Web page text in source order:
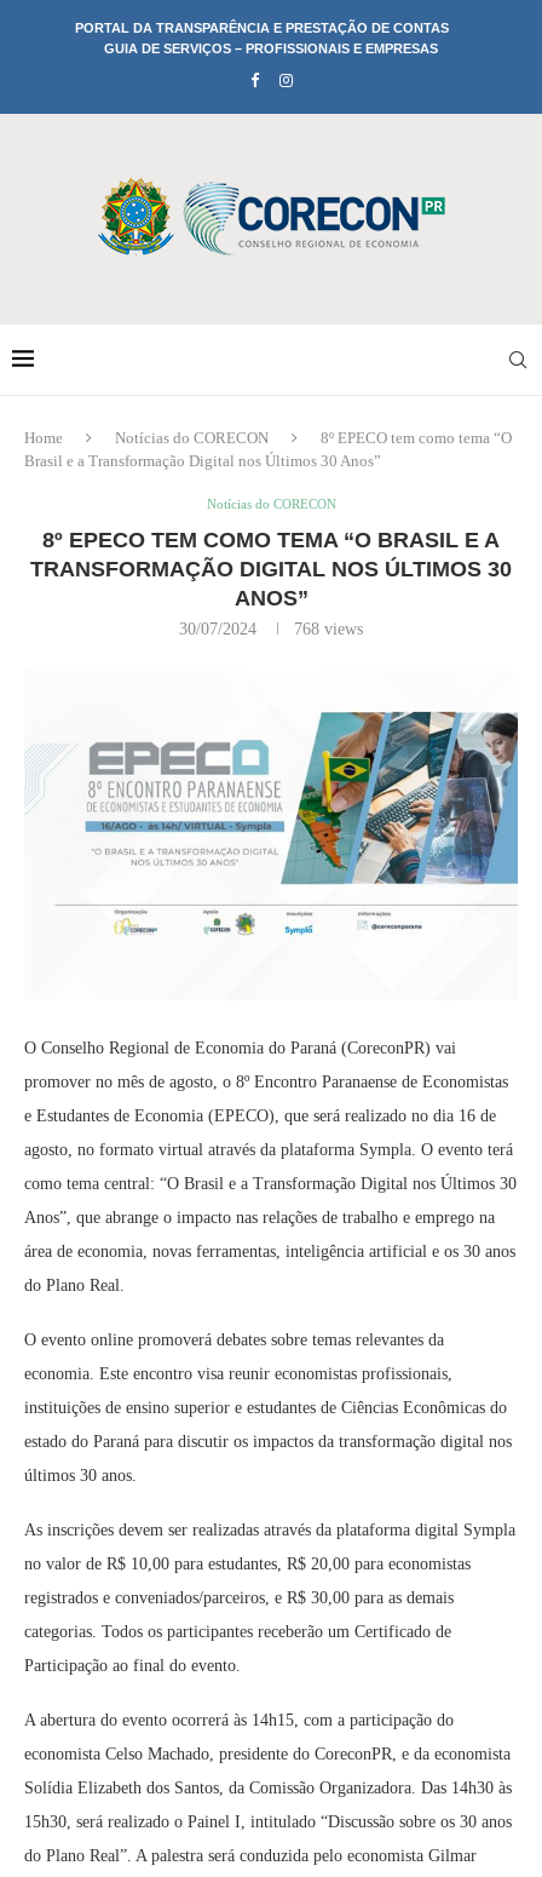
PORTAL DA TRANSPARÊNCIA E PRESTAÇÃO DE CONTAS
GUIA DE SERVIÇOS – PROFISSIONAIS E EMPRESAS
Home Notícias do CORECON
8º EPECO tem como tema “O
Brasil e a Transformação Digital nos Últimos 30 Anos”
Notícias do CORECON
8º EPECO TEM COMO TEMA “O BRASIL E A
TRANSFORMAÇÃO DIGITAL NOS ÚLTIMOS 30
ANOS”
30/07/2024 768 views
O Conselho Regional de Economia do Paraná (CoreconPR) vai
promover no mês de agosto, o 8º Encontro Paranaense de Economistas
e Estudantes de Economia (EPECO), que será realizado no dia 16 de
agosto, no formato virtual através da plataforma Sympla. O evento terá
como tema central: “O Brasil e a Transformação Digital nos Últimos 30
Anos”, que abrange o impacto nas relações de trabalho e emprego na
área de economia, novas ferramentas, inteligência artificial e os 30 anos
do Plano Real.
O evento online promoverá debates sobre temas relevantes da
economia. Este encontro visa reunir economistas profissionais,
instituições de ensino superior e estudantes de Ciências Econômicas do
estado do Paraná para discutir os impactos da transformação digital nos
últimos 30 anos.
As inscrições devem ser realizadas através da plataforma digital Sympla
no valor de R$ 10,00 para estudantes, R$ 20,00 para economistas
registrados e conveniados/parceiros, e R$ 30,00 para as demais
categorias. Todos os participantes receberão um Certificado de
Participação ao final do evento.
A abertura do evento ocorrerá às 14h15, com a participação do
economista Celso Machado, presidente do CoreconPR, e da economista
Solídia Elizabeth dos Santos, da Comissão Organizadora. Das 14h30 às
15h30, será realizado o Painel I, intitulado “Discussão sobre os 30 anos
do Plano Real”. A palestra será conduzida pelo economista Gilmar